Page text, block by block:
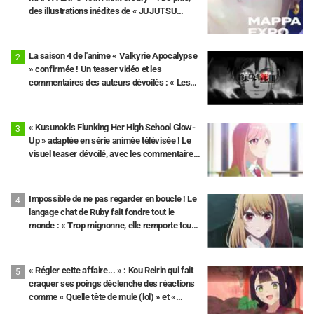
des illustrations inédites de « JUJUTSU
La saison 4 de l'anime « Valkyrie Apocalypse
» confirmée ! Un teaser vidéo et les
commentaires des auteurs dévoilés : « Les
« Kusunoki's Flunking Her High School Glow-
Up » adaptée en série animée télévisée ! Le
visuel teaser dévoilé, avec les commentaires
Impossible de ne pas regarder en boucle ! Le
langage chat de Ruby fait fondre tout le
monde : « Trop mignonne, elle remporte tous
épisode 33
« Régler cette affaire... » : Kou Reirin qui fait
craquer ses poings déclenche des réactions
comme « Quelle tête de mule (lol) » et «